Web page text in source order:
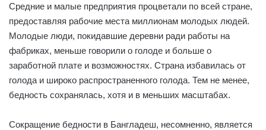
Средние и малые предприятия процветали по всей стране,
предоставляя рабочие места миллионам молодых людей.
Молодые люди, покидавшие деревни ради работы на
фабриках, меньше говорили о голоде и больше о
заработной плате и возможностях. Страна избавилась от
голода и широко распространенного голода. Тем не менее,
бедность сохранялась, хотя и в меньших масштабах.
Сокращение бедности в Бангладеш, несомненно, является